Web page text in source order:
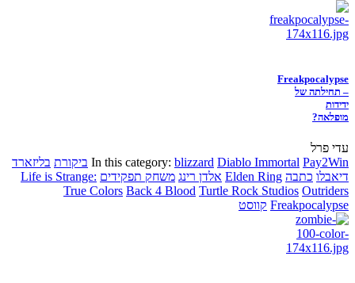
Freakpocalypse
– תחילתה של
ידידות
מופלאה?
עדי פרל
In this category: blizzard Diablo Immortal Pay2Win ביקורת בליזארד
דיאבלו כתבה Elden Ring אלדן רינג משחק תפקידים Life is Strange:
True Colors Back 4 Blood Turtle Rock Studios Outriders
Freakpocalypse קווסט